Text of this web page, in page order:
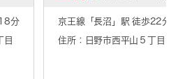
分
目
京王線「長沼 」駅 徒歩22分
住所：日野市西平山５丁目